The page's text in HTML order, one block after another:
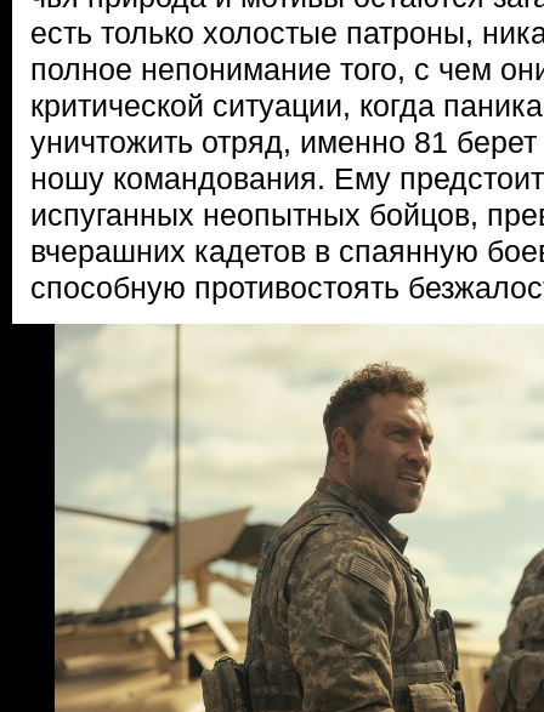
есть только холостые патроны,
полное непонимание того, с чем
критической ситуации, когда
уничтожить отряд, именно 81
ношу командования. Ему
испуганных неопытных бойцов,
вчерашних кадетов в спаянную
способную противостоять